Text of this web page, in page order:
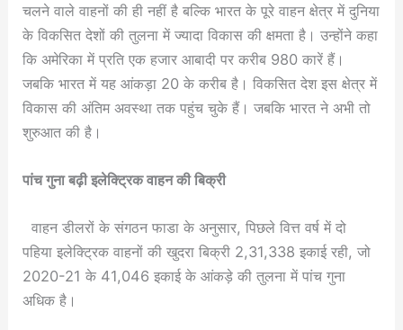
चलने वाले वाहनों की ही नहीं है बल्कि भारत के पूरे वाहन क्षेत्र में दुनिया
के विकसित देशों की तुलना में ज्यादा विकास की क्षमता है। उन्होंने कहा
कि अमेरिका में प्रति एक हजार आबादी पर करीब 980 कारें हैं।
जबकि भारत में यह आंकड़ा 20 के करीब है। विकसित देश इस क्षेत्र में
विकास की अंतिम अवस्था तक पहुंच चुके हैं। जबकि भारत ने अभी तो
शुरुआत की है।
पांच गुना बढ़ी इलेक्ट्रिक वाहन की बिक्री
वाहन डीलरों के संगठन फाडा के अनुसार, पिछले वित्त वर्ष में दो
पहिया इलेक्ट्रिक वाहनों की खुदरा बिक्री 2,31,338 इकाई रही, जो
2020-21 के 41,046 इकाई के आंकड़े की तुलना में पांच गुना
अधिक है।